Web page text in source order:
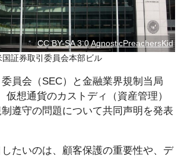
CC BY-SA 3.0AgnosticPreachersKid
国証券取引委員会本部ビル
員会（SEC）と金融業界規制当局
仮想通貨のカストディ（資産管理）
遵守の問題について共同声明を発表
たいのは、顧客保護の重要性や、デ